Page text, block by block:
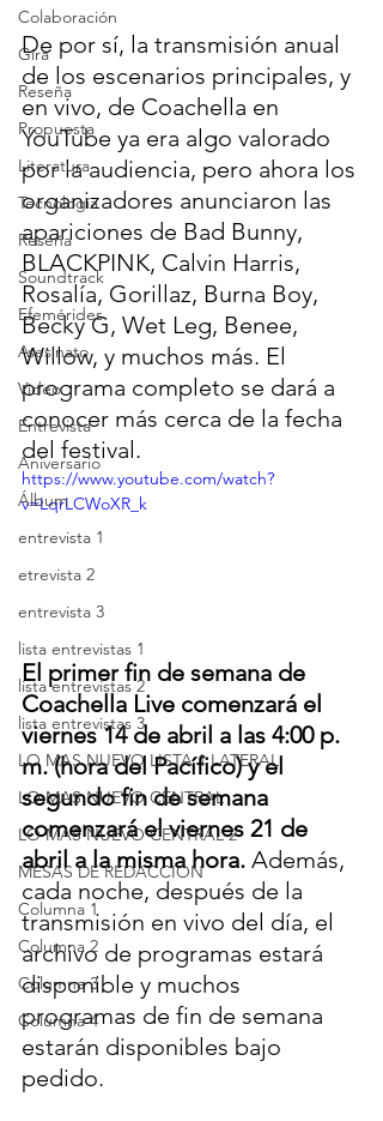
Colaboración
Gira
Reseña
Propuesta
Literatura
Tecnología
Reseña
Soundtrack
Efemérides
Asesinato
Video
Entrevista
Aniversario
Álbum
entrevista 1
etrevista 2
entrevista 3
lista entrevistas 1
lista entrevistas 2
lista entrevistas 3
LO MAS NUEVO LISTA 1 LATERAL
LO MAS NUEVO CENTRAL
LO MAS NUEVO CENTRAL 2
MESAS DE REDACCION
Columna 1
Columna 2
Columna 3
Columna 4
De por sí, la transmisión anual
de los escenarios principales, y
en vivo, de Coachella en
YouTube ya era algo valorado
por la audiencia, pero ahora los
organizadores anunciaron las
apariciones de Bad Bunny,
BLACKPINK, Calvin Harris,
Rosalía, Gorillaz, Burna Boy,
Becky G, Wet Leg, Benee,
Willow, y muchos más. El
programa completo se dará a
conocer más cerca de la fecha
del festival.
https://www.youtube.com/watch?
v=LqrLCWoXR_k
El primer fin de semana de
Coachella Live comenzará el
viernes 14 de abril a las 4:00 p.
m. (hora del Pacífico) y el
segundo fin de semana
comenzará el viernes 21 de
abril a la misma hora. Además,
cada noche, después de la
transmisión en vivo del día, el
archivo de programas estará
disponible y muchos
programas de fin de semana
estarán disponibles bajo
pedido.